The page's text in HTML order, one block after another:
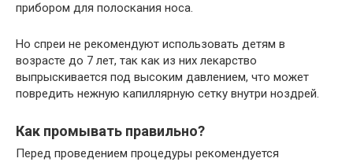
прибором для полоскания носа.
Но спреи не рекомендуют использовать детям в
возрасте до 7 лет, так как из них лекарство
выпрыскивается под высоким давлением, что может
повредить нежную капиллярную сетку внутри ноздрей.
Как промывать правильно?
Перед проведением процедуры рекомендуется